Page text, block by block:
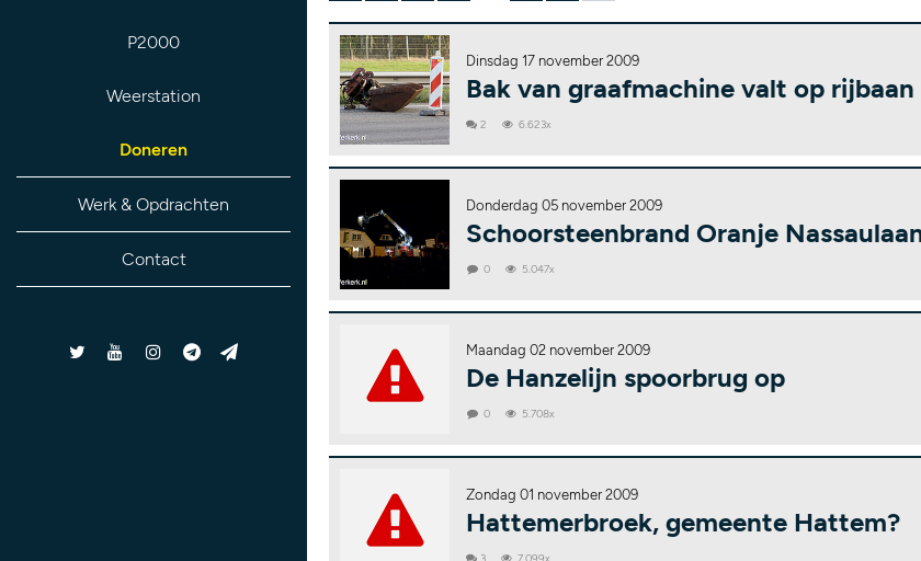
P2000
Weerstation
Doneren
Werk & Opdrachten
Contact
Dinsdag 17 november 2009
Bak van graafmachine valt op
2 6.623x
Donderdag 05 november 2009
Schoorsteenbrand Oranje
0 5.047x
Maandag 02 november 2009
De Hanzelijn spoorbrug op
0 5.708x
Zondag 01 november 2009
Hattemerbroek, gemeente Hattem?
3 7.099x